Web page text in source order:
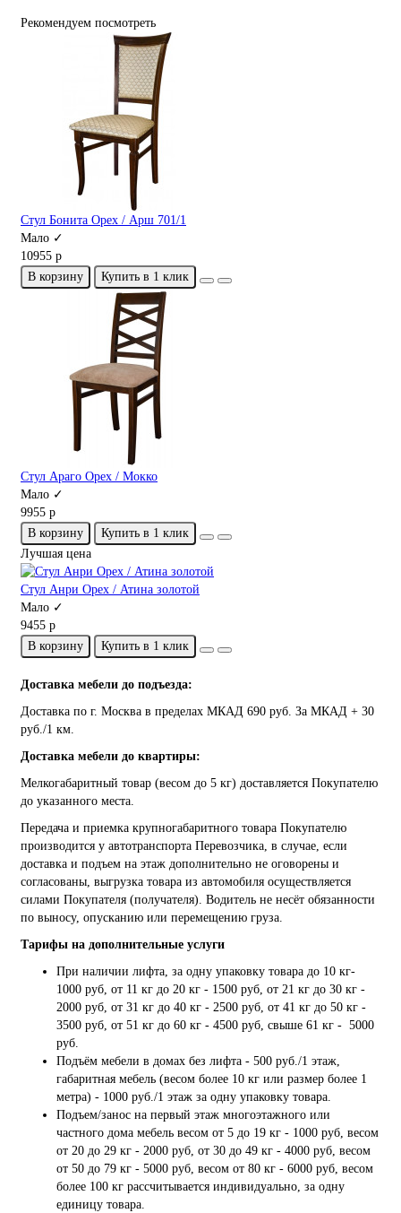
Рекомендуем посмотреть
Стул Бонита Орех / Арш 701/1
Мало ✓
10955 р
В корзину
Купить в 1 клик
Стул Араго Орех / Мокко
Мало ✓
9955 р
В корзину
Купить в 1 клик
Лучшая цена
Стул Анри Орех / Атина золотой
Мало ✓
9455 р
В корзину
Купить в 1 клик
Доставка мебели до подъезда:
Доставка по г. Москва в пределах МКАД 690 руб. За МКАД + 30
руб./1 км.
Доставка мебели до квартиры:
Мелкогабаритный товар (весом до 5 кг) доставляется Покупателю
до указанного места.
Передача и приемка крупногабаритного товара Покупателю
производится у автотранспорта Перевозчика, в случае, если
доставка и подъем на этаж дополнительно не оговорены и
согласованы, выгрузка товара из автомобиля осуществляется
силами Покупателя (получателя). Водитель не несёт обязанности
по выносу, опусканию или перемещению груза.
Тарифы на дополнительные услуги
При наличии лифта, за одну упаковку товара до 10 кг-
1000 руб, от 11 кг до 20 кг - 1500 руб, от 21 кг до 30 кг -
2000 руб, от 31 кг до 40 кг - 2500 руб, от 41 кг до 50 кг -
3500 руб, от 51 кг до 60 кг - 4500 руб, свыше 61 кг - 5000
руб.
Подъём мебели в домах без лифта - 500 руб./1 этаж,
габаритная мебель (весом более 10 кг или размер более 1
метра) - 1000 руб./1 этаж за одну упаковку товара.
Подъем/занос на первый этаж многоэтажного или
частного дома мебель весом от 5 до 19 кг - 1000 руб, весом
от 20 до 29 кг - 2000 руб, от 30 до 49 кг - 4000 руб, весом
от 50 до 79 кг - 5000 руб, весом от 80 кг - 6000 руб, весом
более 100 кг рассчитывается индивидуально, за одну
единицу товара.